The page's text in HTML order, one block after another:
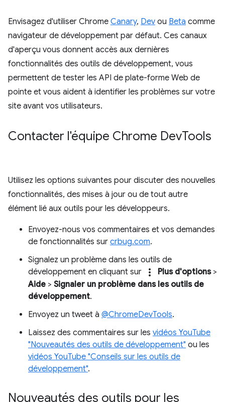
Envisagez d'utiliser Chrome Canary, Dev ou Beta comme
navigateur de développement par défaut. Ces canaux
d'aperçu vous donnent accès aux dernières
fonctionnalités des outils de développement, vous
permettent de tester les API de plate-forme Web de
pointe et vous aident à identifier les problèmes sur votre
site avant vos utilisateurs.
Contacter l'équipe Chrome DevTools
Utilisez les options suivantes pour discuter des nouvelles
fonctionnalités, des mises à jour ou de tout autre
élément lié aux outils pour les développeurs.
Envoyez-nous vos commentaires et vos demandes
de fonctionnalités sur crbug.com.
Signalez un problème dans les outils de
développement en cliquant sur
more_vert Plus d'options>
Aide > Signaler un problème dans les outils de
développement.
Envoyez un tweet à @ChromeDevTools.
Laissez des commentaires sur les vidéos YouTube
"Nouveautés des outils de développement" ou les
vidéos YouTube "Conseils sur les outils de
développement".
Nouveautés des outils pour les